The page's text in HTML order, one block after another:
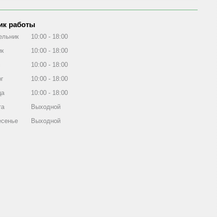
работы
10:00
18:00
10:00
18:00
10:00
18:00
10:00
18:00
10:00
18:00
Выходной
Выходной